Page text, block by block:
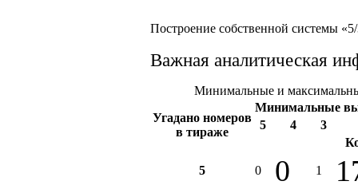
Построение собственной системы
Важная аналитическая
Минимальные и
Угадано номеров
в тираже
Минимальные
5
4
3
5 0 0 1